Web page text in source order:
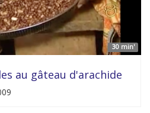
30 min'
au gâteau d'arachide